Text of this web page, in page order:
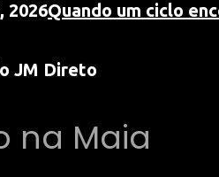
2026Quando um ciclo
JM Direto
na Maia